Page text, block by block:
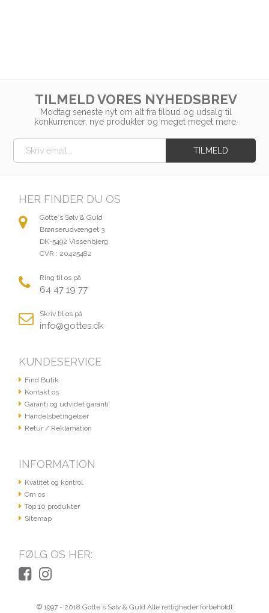
TILMELD VORES NYHEDSBREV
Modtag seneste nyt om alt fra tilbud og udsalg til
konkurrencer, nye produkter og meget meget mere.
HER FINDER DU OS
Gotte´s Sølv & Guld
Brønserudvænget 3
DK-5492 Vissenbjerg
CVR : 20425482
Ring til os på
64 47 19 77
Skriv til os på
info@gottes.dk
KUNDESERVICE
Find Butik
Kontakt os
Garanti og udvidet garanti
Handelsbetingelser
Retur / Reklamation
INFORMATION
Kvalitet og kontrol
Om os
Top 10 produkter
Sitemap
FØLG OS HER:
© 1997 - 2018 Gotte´s Sølv & Guld Alle rettigheder forbeholdt